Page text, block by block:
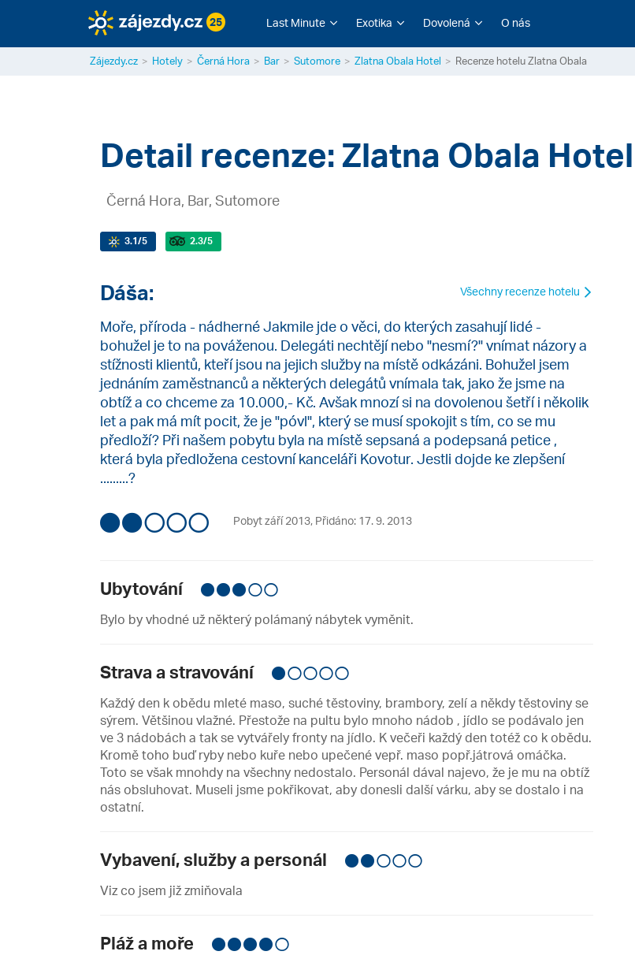
25 Last Minute Exotika Dovolená O nás
Zájezdy.cz Hotely Černá Hora Bar Sutomore Zlatna Obala Hotel Recenze hotelu Zlatna Obala
Detail recenze: Zlatna Obala Hotel
Černá Hora, Bar, Sutomore
3.1/5 2.3/5
Všechny recenze hotelu
Dáša:
Moře, příroda - nádherné Jakmile jde o věci, do kterých zasahují lidé -
bohužel je to na pováženou. Delegáti nechtějí nebo "nesmí?" vnímat názory a
stížnosti klientů, kteří jsou na jejich služby na místě odkázáni. Bohužel jsem
jednáním zaměstnanců a některých delegátů vnímala tak, jako že jsme na
obtíž a co chceme za 10.000,- Kč. Avšak mnozí si na dovolenou šetří i několik
let a pak má mít pocit, že je "póvl", který se musí spokojit s tím, co se mu
předloží? Při našem pobytu byla na místě sepsaná a podepsaná petice ,
která byla předložena cestovní kanceláři Kovotur. Jestli dojde ke zlepšení
.........?
Pobyt září 2013, Přidáno: 17. 9. 2013
Ubytování
Bylo by vhodné už některý polámaný nábytek vyměnit.
Strava a stravování
Každý den k obědu mleté maso, suché těstoviny, brambory, zelí a někdy těstoviny se
sýrem. Většinou vlažné. Přestože na pultu bylo mnoho nádob , jídlo se podávalo jen
ve 3 nádobách a tak se vytvářely fronty na jídlo. K večeři každý den totéž co k obědu.
Kromě toho buď ryby nebo kuře nebo upečené vepř. maso popř.játrová omáčka.
Toto se však mnohdy na všechny nedostalo. Personál dával najevo, že je mu na obtíž
nás obsluhovat. Museli jsme pokřikovat, aby donesli další várku, aby se dostalo i na
ostatní.
Vybavení, služby a personál
Viz co jsem již zmiňovala
Pláž a moře